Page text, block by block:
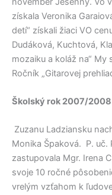
získala Veronika
detí“ získali žiaci VO
Dudáková, Kuchtová,
mozaiku a koláž na“ My
Ročník „Gitarovej
Školský rok 2007/2008
Zuzanu Ladziansku
Monika Špaková. P. uč.
zastupovala Mgr. Irena
svoje 10 ročné
vrelým vzťahom k